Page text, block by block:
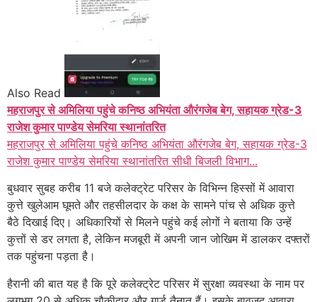
Also Read
महराजपुर से अमिलिया पहुंचे कनिष्ठ अभियंता औरंगजेब बेग, सहायक ग्रेड-3
राजेश कुमार पाण्डेय सेमरिया स्थानांतरित
महराजपुर से अमिलिया पहुंचे कनिष्ठ अभियंता औरंगजेब बेग, सहायक ग्रेड-3
राजेश कुमार पाण्डेय सेमरिया स्थानांतरित सीधी बिजली विभाग...
बुधवार सुबह करीब 11 बजे कलेक्ट्रेट परिसर के विभिन्न हिस्सों में आवारा
कुत्ते खुलेआम घूमते और तहसीलदार के कक्ष के सामने पांच से अधिक कुत्ते
बैठे दिखाई दिए। अधिकारियों से मिलने पहुंचे कई लोगों ने बताया कि उन्हें
कुत्तों से डर लगता है, लेकिन मजबूरी में अपनी जान जोखिम में डालकर दफ्तरों
तक पहुंचना पड़ता है।
हैरानी की बात यह है कि पूरे कलेक्ट्रेट परिसर में सुरक्षा व्यवस्था के नाम पर